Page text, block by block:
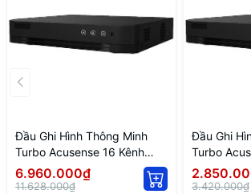
Đầu Ghi Hình Thông Minh
Turbo Acusense 16 Kênh
Hikvision IDS-7216HQHI-
M1/FA
6.960.000₫
11.628.000₫
Đầu Ghi
Turbo
Hikvision
M1/FA
3.420.000₫